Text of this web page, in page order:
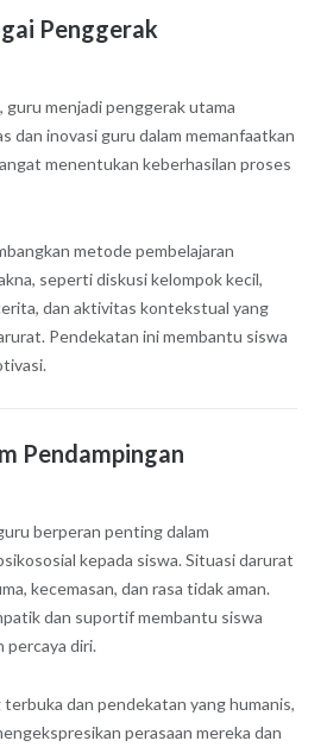
Penggerak
menjadi penggerak utama
dan inovasi guru dalam memanfaatkan
menentukan keberhasilan proses
metode pembelajaran
seperti diskusi kelompok kecil,
dan aktivitas kontekstual yang
Pendekatan ini membantu siswa
Pendampingan
berperan penting dalam
kepada siswa. Situasi darurat
kecemasan, dan rasa tidak aman.
dan suportif membantu siswa
percaya diri.
dan pendekatan yang humanis,
perasaan mereka dan